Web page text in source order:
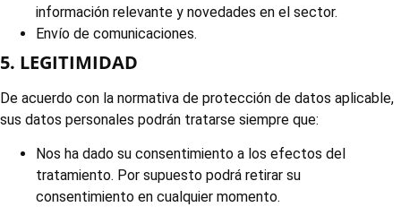
información relevante y novedades en el sector.
Envío de comunicaciones.
5. LEGITIMIDAD
De acuerdo con la normativa de protección de datos aplicable,
sus datos personales podrán tratarse siempre que:
Nos ha dado su consentimiento a los efectos del
tratamiento. Por supuesto podrá retirar su
consentimiento en cualquier momento.